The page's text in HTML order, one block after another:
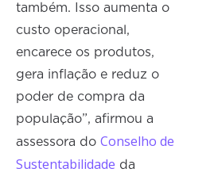
também. Isso aumenta o
custo operacional,
encarece os produtos,
gera inflação e reduz o
poder de compra da
população”, afirmou a
assessora doConselho de
Sustentabilidade da